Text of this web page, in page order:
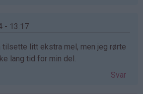
- 13:17
litt ekstra mel, men jeg rørte
lang tid for min del.
Svar